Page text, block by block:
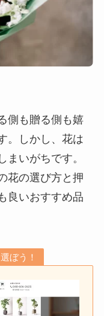
側も贈る側も嬉
。しかし、花は
まいがちです。
花の選び方と押
良いおすすめ品
ぼう！